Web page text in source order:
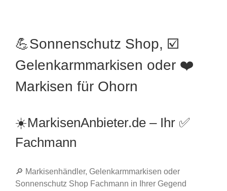
💪Sonnenschutz Shop, ☑️
Gelenkarmmarkisen oder ❤️
Markisen für Ohorn
☀️MarkisenAnbieter.de – Ihr ✅
Fachmann
🔎 Markisenhändler, Gelenkarmmarkisen oder
Sonnenschutz Shop Fachmann in Ihrer Gegend